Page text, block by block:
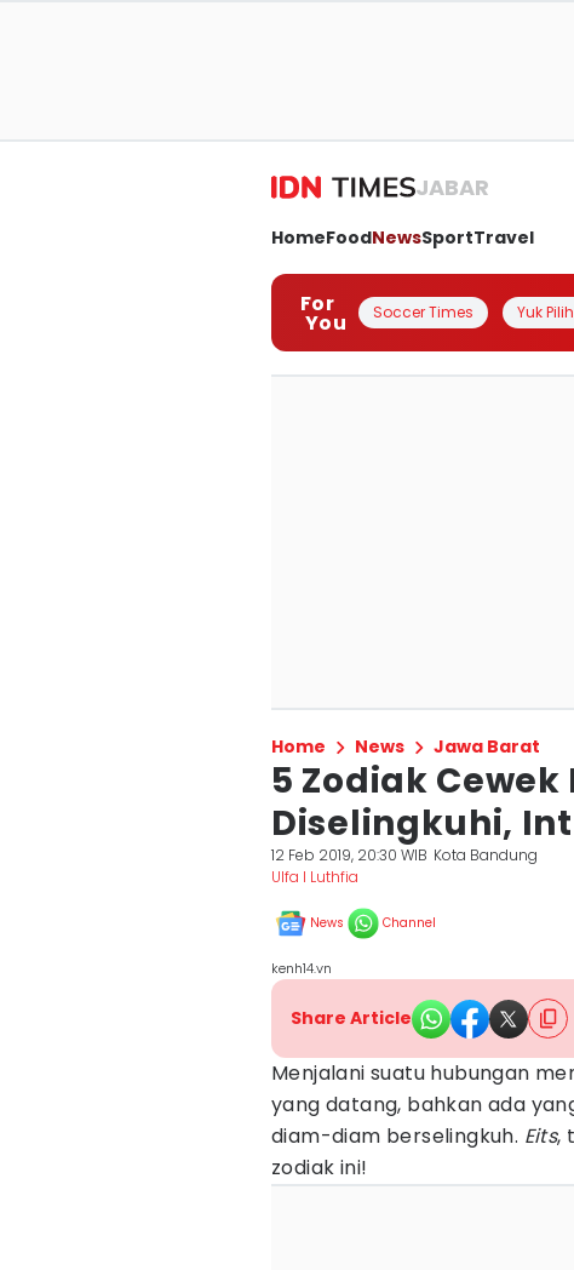
JABAR
HomeFoodNewsSportTravel
For
You Soccer Times Yuk
Home News Jawa Barat
5 Zodiak
Diselingkuhi,
12 Feb 2019, 20:30 WIB Kota Bandung
Ulfa l Luthfia
News Channel
kenh14.vn
Share Article
Menjalani suatu hubungan
yang datang, bahkan ada
diam-diam berselingkuh. Eits,
zodiak ini!